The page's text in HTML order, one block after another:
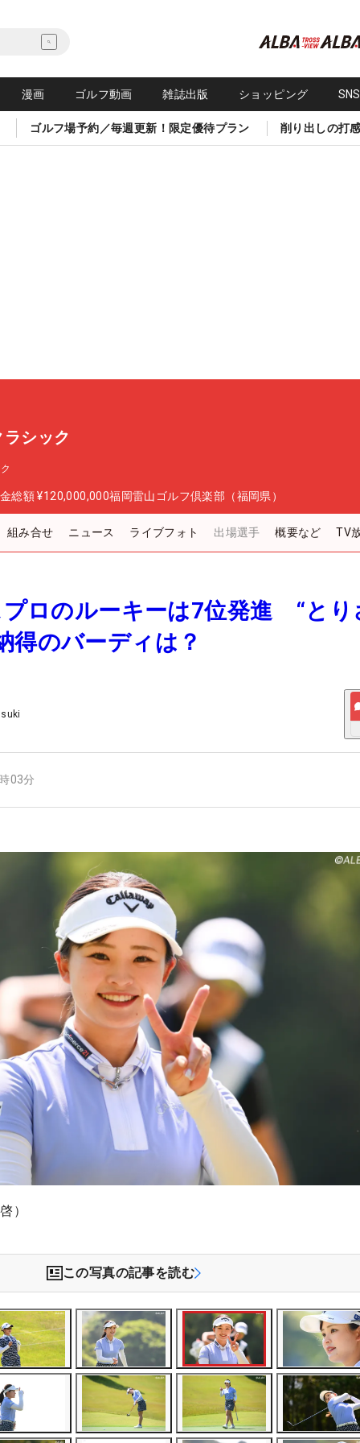
漫画 ゴルフ動画 雑誌出版 ショッピング
ゴルフ場予約／毎週更新！限定優待プラン 削り出しの打
シック
総額 ¥120,000,000福岡雷山ゴルフ倶楽部（福岡県）
組み合せ ニュース ライブフォト 出場選手 概要など TV
ロのルーキーは7位発進 “とり
得のバーディは？
03分
）
この写真の記事を読む